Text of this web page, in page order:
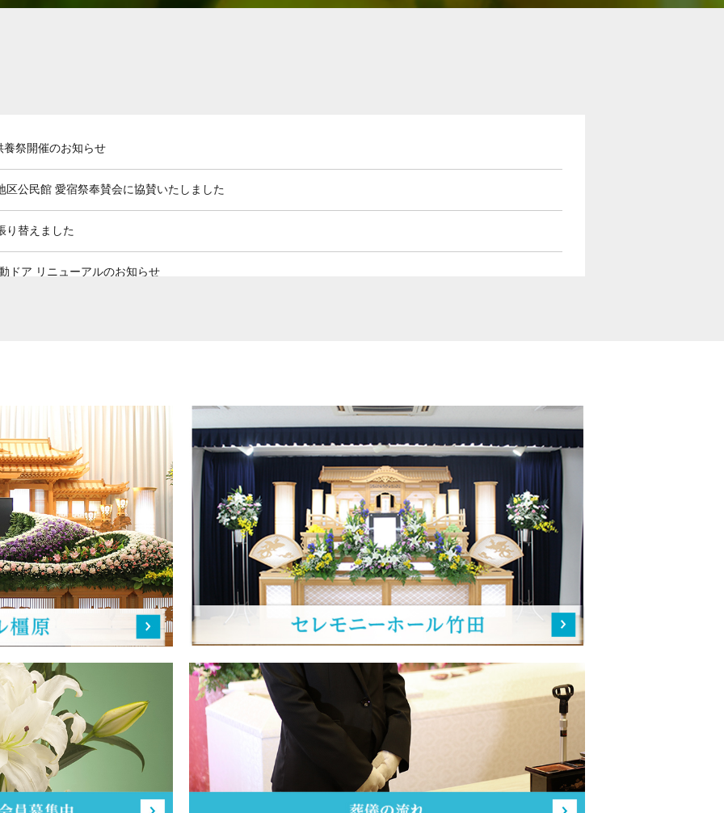
養祭開催のお知らせ
区公民館 愛宿祭奉賛会に協賛いたしました
り替えました
ドア リニューアルのお知らせ
お知らせ】
せ
した。